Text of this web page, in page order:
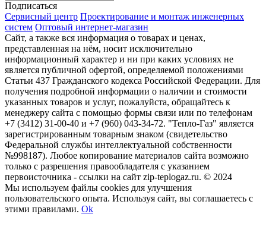
Подписаться
Сервисный центр Проектирование и монтаж инженерных
систем Оптовый интернет-магазин
Сайт, а также вся информация о товарах и ценах,
представленная на нём, носит исключительно
информационный характер и ни при каких условиях не
является публичной офертой, определяемой положениями
Статьи 437 Гражданского кодекса Российской Федерации. Для
получения подробной информации о наличии и стоимости
указанных товаров и услуг, пожалуйста, обращайтесь к
менеджеру сайта с помощью формы связи или по телефонам
+7 (3412) 31-00-40 и +7 (960) 043-34-72. "Тепло-Газ" является
зарегистрированным товарным знаком (свидетельство
Федеральной службы интеллектуальной собственности
№998187). Любое копирование материалов сайта возможно
только с разрешения правообладателя с указанием
первоисточника - ссылки на сайт zip-teplogaz.ru. © 2024
Мы используем файлы сookies для улучшения
пользовательского опыта. Используя сайт, вы соглашаетесь с
этими правилами. Ok